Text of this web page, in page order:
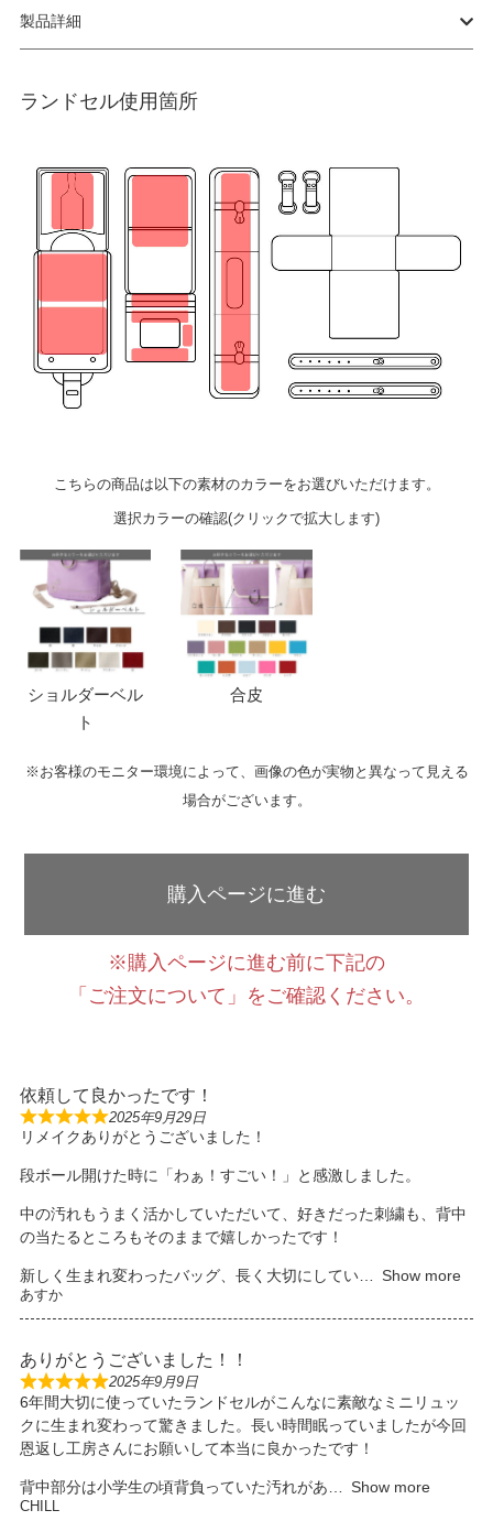
製品詳細
ランドセル使用箇所
こちらの商品は以下の素材のカラーをお選びいただけます。
選択カラーの確認(クリックで拡大します)
ショルダーベル
ト
合皮
※お客様のモニター環境によって、画像の色が実物と異なって見える
場合がございます。
購入ページに進む
※購入ページに進む前に下記の
「ご注文について」をご確認ください。
依頼して良かったです！
R
a
d
o
u
t
5
2025年9月29日
リメイクありがとうございました！
段ボール開けた時に「わぁ！すごい！」と感激しました。
中の汚れもうまく活かしていただいて、好きだった刺繍も、背中
の当たるところもそのままで嬉しかったです！
新しく生まれ変わったバッグ、長く大切にしてい Show more
あすか
ありがとうございました！！
R
a
e
d
5
u
2025年9月9日
6年間大切に使っていたランドセルがこんなに素敵なミニリュッ
クに生まれ変わって驚きました。長い時間眠っていましたが今回
恩返し工房さんにお願いして本当に良かったです！
背中部分は小学生の頃背負っていた汚れがあ Show more
CHILL